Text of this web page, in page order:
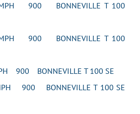
900 BONNEVILLE T 100
900 BONNEVILLE T 100
900 BONNEVILLE T 100 SE
900 BONNEVILLE T 100 SE